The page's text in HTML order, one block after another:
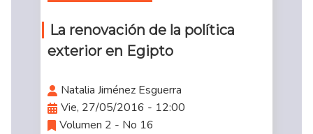
La renovación de la política
exterior en Egipto
Natalia Jiménez Esguerra
Vie, 27/05/2016 - 12:00
Volumen 2 - No 16